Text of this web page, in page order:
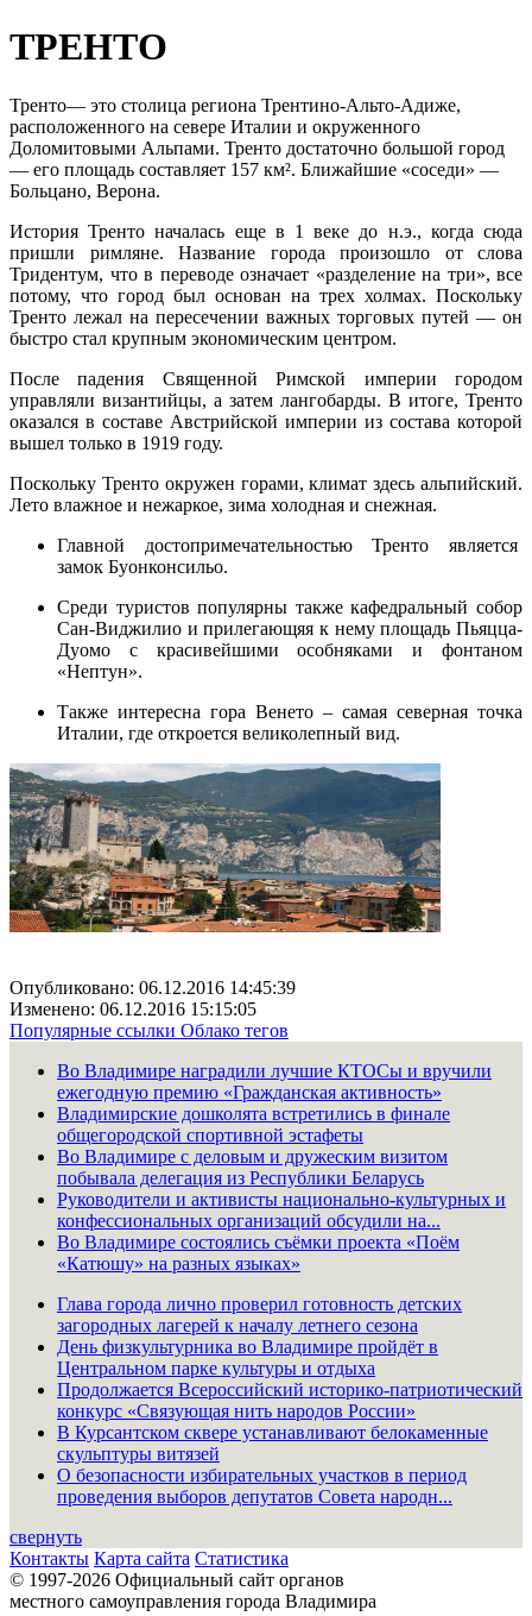
ТРЕНТО
Тренто— это столица региона Трентино-Альто-Адиже,
расположенного на севере Италии и окруженного
Доломитовыми Альпами. Тренто достаточно большой город
— его площадь составляет 157 км². Ближайшие «соседи» —
Больцано, Верона.
История Тренто началась еще в 1 веке до н.э., когда сюда
пришли римляне. Название города произошло от слова
Тридентум, что в переводе означает «разделение на три», все
потому, что город был основан на трех холмах. Поскольку
Тренто лежал на пересечении важных торговых путей — он
быстро стал крупным экономическим центром.
После падения Священной Римской империи городом
управляли византийцы, а затем лангобарды. В итоге, Тренто
оказался в составе Австрийской империи из состава которой
вышел только в 1919 году.
Поскольку Тренто окружен горами, климат здесь альпийский.
Лето влажное и нежаркое, зима холодная и снежная.
Главной достопримечательностью Тренто является
замок Буонконсильо.
Среди туристов популярны также кафедральный собор
Сан-Виджилио и прилегающяя к нему площадь Пьяцца-
Дуомо с красивейшими особняками и фонтаном
«Нептун».
Также интересна гора Венето – самая северная точка
Италии, где откроется великолепный вид.
Опубликовано: 06.12.2016 14:45:39
Изменено: 06.12.2016 15:15:05
Популярные ссылки Облако тегов
Во Владимире наградили лучшие КТОСы и вручили
ежегодную премию «Гражданская активность»
Владимирские дошколята встретились в финале
общегородской спортивной эстафеты
Во Владимире с деловым и дружеским визитом
побывала делегация из Республики Беларусь
Руководители и активисты национально-культурных и
конфессиональных организаций обсудили на...
Во Владимире состоялись съёмки проекта «Поём
«Катюшу» на разных языках»
Глава города лично проверил готовность детских
загородных лагерей к началу летнего сезона
День физкультурника во Владимире пройдёт в
Центральном парке культуры и отдыха
Продолжается Всероссийский историко-патриотический
конкурс «Связующая нить народов России»
В Курсантском сквере устанавливают белокаменные
скульптуры витязей
О безопасности избирательных участков в период
проведения выборов депутатов Совета народн...
свернуть
Контакты Карта сайта Статистика
© 1997-2026 Официальный сайт органов
местного самоуправления города Владимира